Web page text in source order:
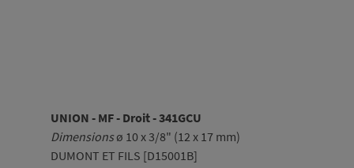
UNION - MF - Droit - 341GCU
Dimensions ø 10 x 3/8" (12 x 17 mm)
DUMONT ET FILS [D15001B]